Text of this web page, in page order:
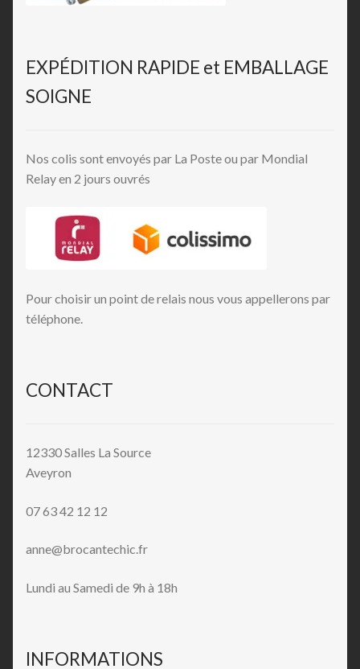
EXPÉDITION RAPIDE et EMBALLAGE
SOIGNE
Nos colis sont envoyés par La Poste ou par Mondial
Relay en 2 jours ouvrés
Pour choisir un point de relais nous vous appellerons par
téléphone.
CONTACT
12330 Salles La Source
Aveyron
07 63 42 12 12
anne@brocantechic.fr
Lundi au Samedi de 9h à 18h
INFORMATIONS